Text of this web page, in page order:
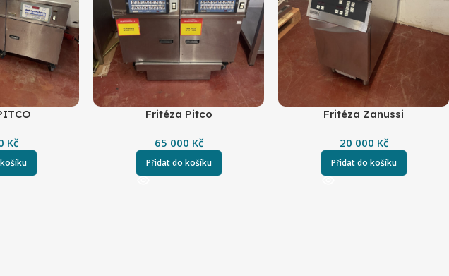
Kč
Fritéza Pitco
65 000 Kč
Přidat do košíku
Fritéza Zanussi
20 000 Kč
Přidat do košíku